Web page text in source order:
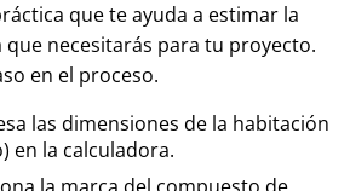
que te ayuda a estimar la
que necesitarás para tu proyecto.
en el proceso.
las dimensiones de la habitación
en la calculadora.